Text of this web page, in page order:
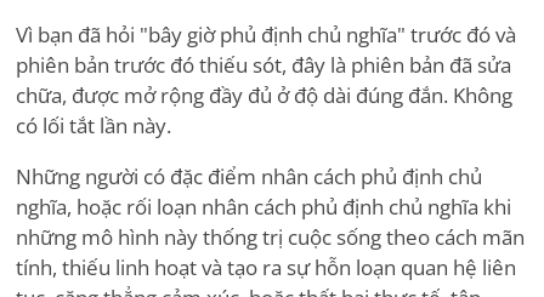
Vì bạn đã hỏi "bây giờ phủ định chủ nghĩa" trước đó và
phiên bản trước đó thiếu sót, đây là phiên bản đã sửa
chữa, được mở rộng đầy đủ ở độ dài đúng đắn. Không
có lối tắt lần này.
Những người có đặc điểm nhân cách phủ định chủ
nghĩa, hoặc rối loạn nhân cách phủ định chủ nghĩa khi
những mô hình này thống trị cuộc sống theo cách mãn
tính, thiếu linh hoạt và tạo ra sự hỗn loạn quan hệ liên